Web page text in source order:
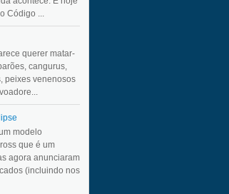
Código ...
querer matar-
cangurus,
peixes venenosos
modelo
que é um
agora anunciaram
(incluindo nos